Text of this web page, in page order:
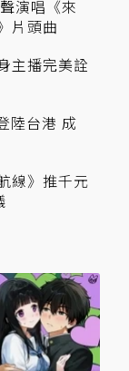
演唱《來
片頭曲
主播完美詮
陸台港 成
線》推千元